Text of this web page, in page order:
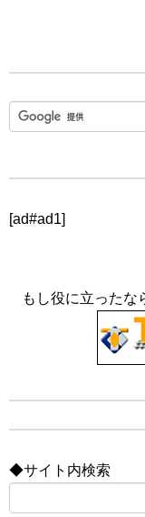
[ad#ad1]
もし役に立ったな
◆サイト内検索